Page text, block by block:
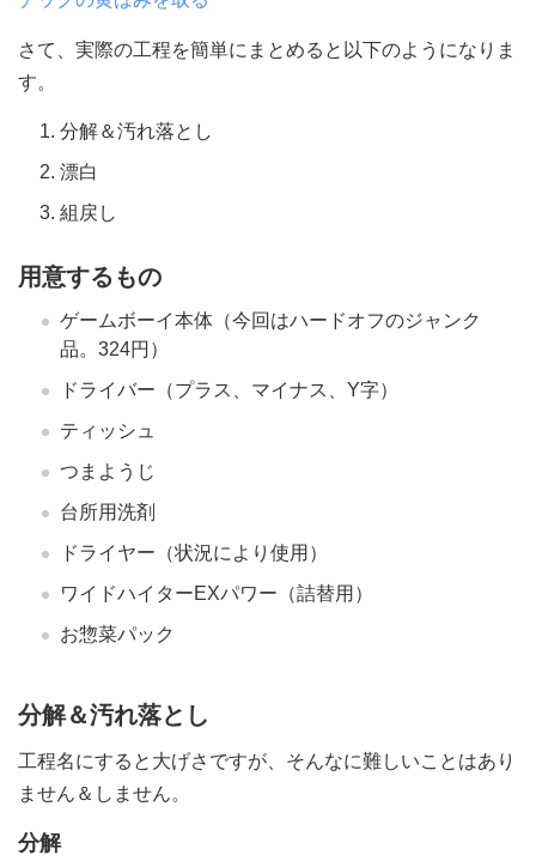
さて、実際の工程を簡単にまとめると以下のようになりま
す。
分解＆汚れ落とし
漂白
組戻し
用意するもの
ゲームボーイ本体（今回はハードオフのジャンク
品。324円）
ドライバー（プラス、マイナス、Y字）
ティッシュ
つまようじ
台所用洗剤
ドライヤー（状況により使用）
ワイドハイターEXパワー（詰替用）
お惣菜パック
分解＆汚れ落とし
工程名にすると大げさですが、そんなに難しいことはあり
ません＆しません。
分解